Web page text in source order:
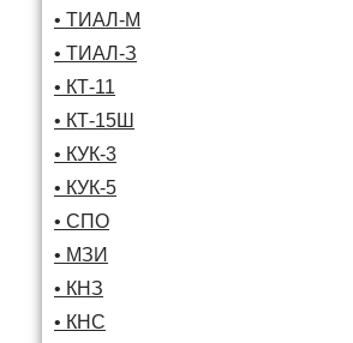
• ТИАЛ-М
• ТИАЛ-З
• КТ-11
• КТ-15Ш
• КУК-3
• КУК-5
• СПО
• МЗИ
• КНЗ
• КНС